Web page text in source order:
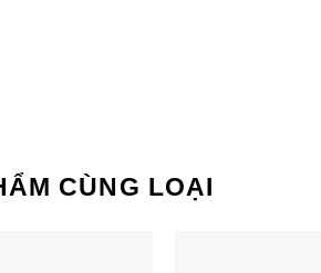
CÙNG LOẠI